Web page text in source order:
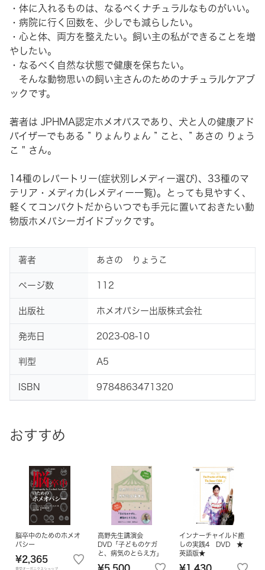
おすすめ
脳卒中のためのホメオ
パシー
¥2,365
豊受オーガニクスショップ
高野先生講演会
DVD「子どものケガ
と、病気のとらえ方」
¥5,500
インナーチャイルド癒
しの実践4 DVD ★
英語版★
¥1,430
・体に入れるものは、なるべくナチュラルなものがいい。
・病院に行く回数を、少しでも減らしたい。
・心と体、両方を整えたい。飼い主の私ができることを増
やしたい。
・なるべく自然な状態で健康を保ちたい。
そんな動物思いの飼い主さんのためのナチュラルケアブ
ックです。
著者は JPHMA認定ホメオパスであり、犬と人の健康アド
バイザーでもある ” りょんりょん ” こと、” あさの りょう
こ " さん。
14種のレパートリー(症状別レメディー選び)、33種のマ
テリア・メディカ(レメディー一覧)。とっても見やすく、
軽くてコンパクトだからいつでも手元に置いておきたい動
物版ホメパシーガイドブックです。
著者 あさの りょうこ
ページ数 112
出版社 ホメオパシー出版株式会社
発売日 2023-08-10
判型 A5
ISBN 9784863471320